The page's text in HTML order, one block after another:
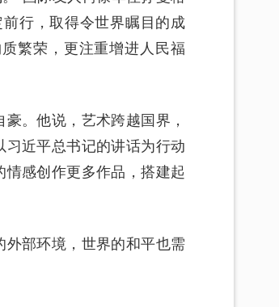
行，取得令世界瞩目的成
繁荣，更注重增进人民福
。他说，艺术跨越国界，
近平总书记的讲话为行动
感创作更多作品，搭建起
部环境，世界的和平也需